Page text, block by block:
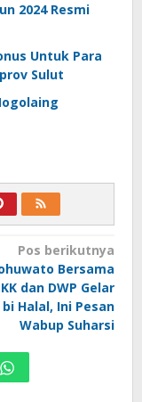
2024 Resmi
Untuk Para
Sulut
Pos berikutnya
Bersama
dan DWP Gelar
Halal, Ini Pesan
Wabup Suharsi